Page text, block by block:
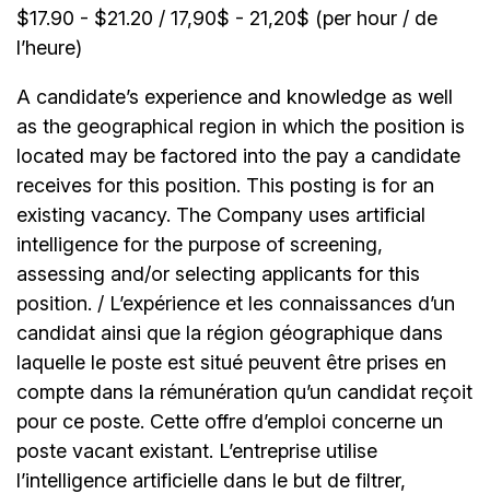
$17.90 - $21.20 / 17,90$ - 21,20$ (per hour / de
l’heure)
A candidate’s experience and knowledge as well
as the geographical region in which the position is
located may be factored into the pay a candidate
receives for this position. This posting is for an
existing vacancy. The Company uses artificial
intelligence for the purpose of screening,
assessing and/or selecting applicants for this
position. / L’expérience et les connaissances d’un
candidat ainsi que la région géographique dans
laquelle le poste est situé peuvent être prises en
compte dans la rémunération qu’un candidat reçoit
pour ce poste. Cette offre d’emploi concerne un
poste vacant existant. L’entreprise utilise
l’intelligence artificielle dans le but de filtrer,